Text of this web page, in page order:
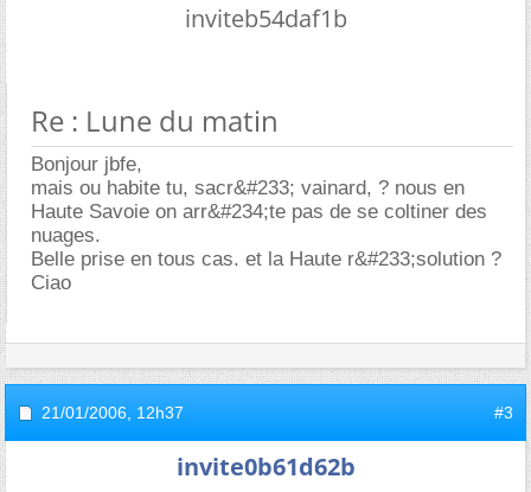
inviteb54daf1b
Re : Lune du matin
Bonjour jbfe,
mais ou habite tu, sacr&#233; vainard, ? nous en
Haute Savoie on arr&#234;te pas de se coltiner des
nuages.
Belle prise en tous cas. et la Haute r&#233;solution ?
Ciao
21/01/2006, 12h37 #3
invite0b61d62b